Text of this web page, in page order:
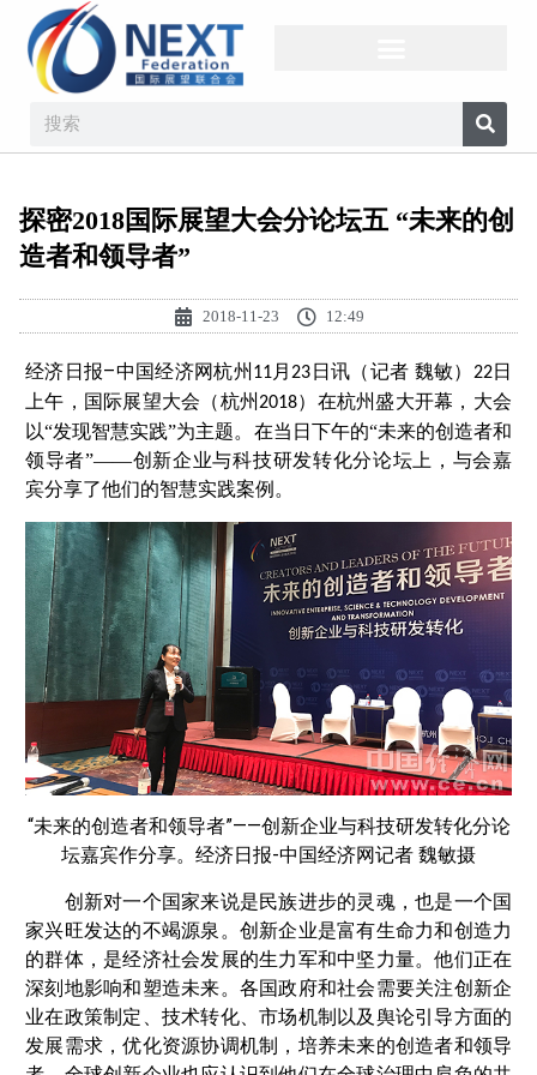
探密2018国际展望大会分论坛五 “未来的创
造者和领导者”
2018-11-23 12:49
经济日报–中国经济网杭州 11月 23 日讯（记者 魏敏） 22日
上午，国际展望大会（杭州2018）在杭州盛大开幕，大会
以“发现智慧实践”为主题。在当日下午的“未来的创造者和
领导者”——创新企业与科技研发转化分论坛上，与会嘉
宾分享了他们的智慧实践案例。
“未来的创造者和领导者”——创新企业与科技研发转化分论
坛嘉宾作分享。经济日报-中国经济网记者 魏敏摄
创新对一个国家来说是民族进步的灵魂，也是一个国
家兴旺发达的不竭源泉。创新企业是富有生命力和创造力
的群体，是经济社会发展的生力军和中坚力量。他们正在
深刻地影响和塑造未来。各国政府和社会需要关注创新企
业在政策制定、技术转化、市场机制以及舆论引导方面的
发展需求，优化资源协调机制，培养未来的创造者和领导